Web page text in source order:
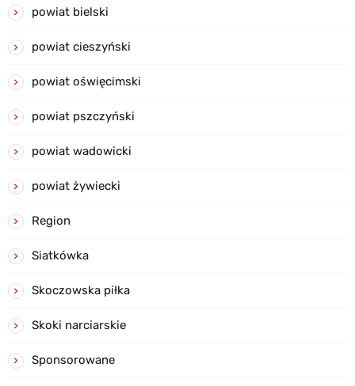
powiat bielski
powiat cieszyński
powiat oświęcimski
powiat pszczyński
powiat wadowicki
powiat żywiecki
Region
Siatkówka
Skoczowska piłka
Skoki narciarskie
Sponsorowane